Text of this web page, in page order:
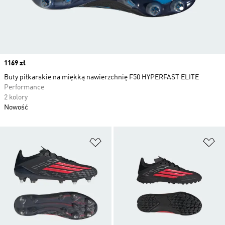
Price
1169 zł
Buty piłkarskie na miękką nawierzchnię F50 HYPERFAST ELITE
Performance
2 kolory
Nowość